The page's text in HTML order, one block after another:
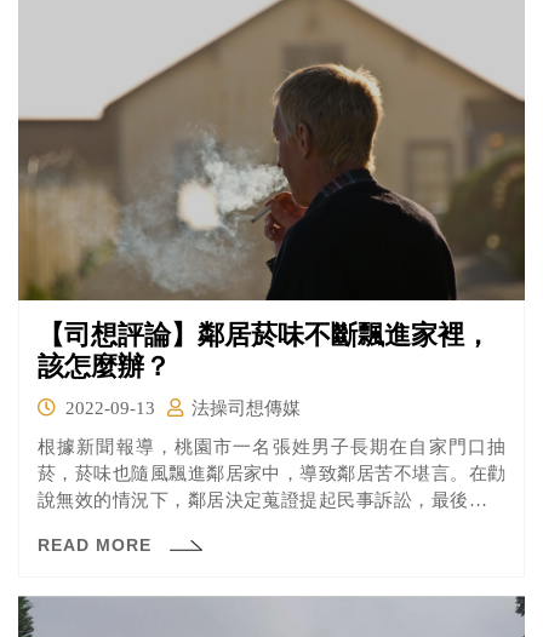
理社會行為學家亞當·范恩所著的《行為失控》就來帶大家
【司想評論】鄰居菸味不斷飄進家裡，
該怎麼辦？
2022-09-13
法操司想傳媒
根據新聞報導，桃園市一名張姓男子長期在自家門口抽
菸，菸味也隨風飄進鄰居家中，導致鄰居苦不堪言。在勸
說無效的情況下，鄰居決定蒐證提起民事訴訟，最後桃園
READ MORE